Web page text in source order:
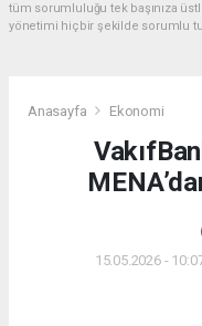
tüm sorumluluğu tek başınıza
yönetimi hiçbir şekilde sorumlu
Anasayfa Ekonomi
15.05.2026 -